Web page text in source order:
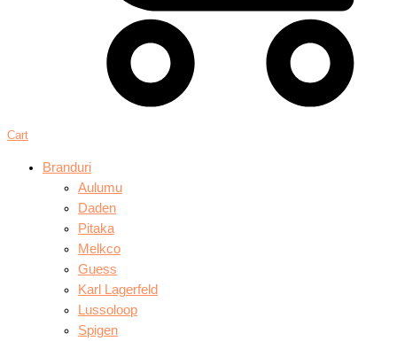
Cart
Branduri
Aulumu
Daden
Pitaka
Melkco
Guess
Karl Lagerfeld
Lussoloop
Spigen